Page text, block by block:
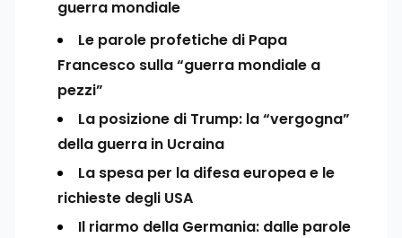
guerra mondiale
Le parole profetiche di Papa
Francesco sulla “guerra mondiale a
pezzi”
La posizione di Trump: la “vergogna”
della guerra in Ucraina
La spesa per la difesa europea e le
richieste degli USA
Il riarmo della Germania: dalle parole